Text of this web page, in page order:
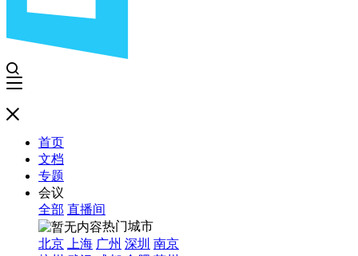
首页
文档
专题
会议
全部 直播间
热门城市
北京
上海 广州 深圳 南京